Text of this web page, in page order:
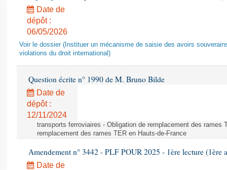
Date de
dépôt :
06/05/2026
Voir le dossier (Instituer un mécanisme de saisie des avoirs
violations du droit international)
Question écrite n° 1990 de M. Bruno Bilde
Date de
dépôt :
12/11/2024
transports ferroviaires - Obligation de remplacement des rames
remplacement des rames TER en Hauts-de-France
Amendement n° 3442 - PLF POUR 2025 - 1ère lecture (1ère
Date de